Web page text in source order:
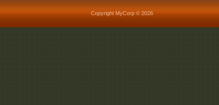
Copyright MyCorp © 2026